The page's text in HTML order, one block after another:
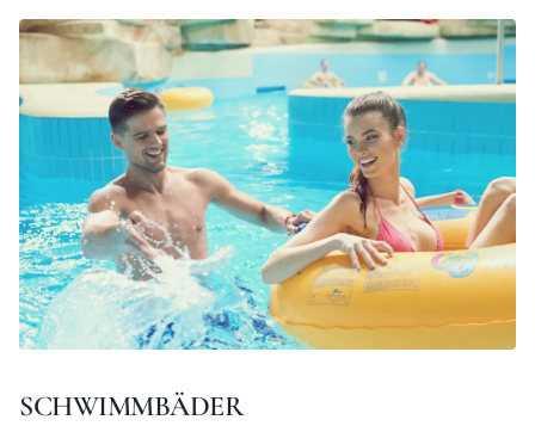
SCHWIMMBÄDER